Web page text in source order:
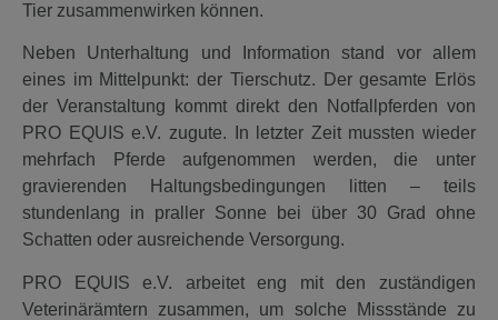
Tier zusammenwirken können.
Neben Unterhaltung und Information stand vor allem
eines im Mittelpunkt: der Tierschutz. Der gesamte Erlös
der Veranstaltung kommt direkt den Notfallpferden von
PRO EQUIS e.V. zugute. In letzter Zeit mussten wieder
mehrfach Pferde aufgenommen werden, die unter
gravierenden Haltungsbedingungen litten – teils
stundenlang in praller Sonne bei über 30 Grad ohne
Schatten oder ausreichende Versorgung.
PRO EQUIS e.V. arbeitet eng mit den zuständigen
Veterinärämtern zusammen, um solche Missstände zu